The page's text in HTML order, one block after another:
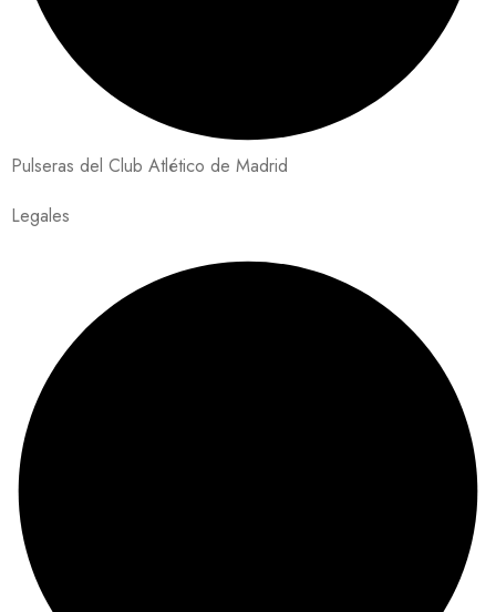
Pulseras del Club Atlético de Madrid
Legales